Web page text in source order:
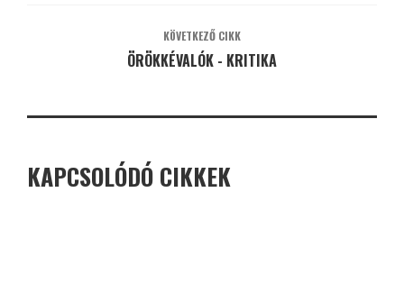
KÖVETKEZŐ CIKK
ÖRÖKKÉVALÓK - KRITIKA
KAPCSOLÓDÓ CIKKEK